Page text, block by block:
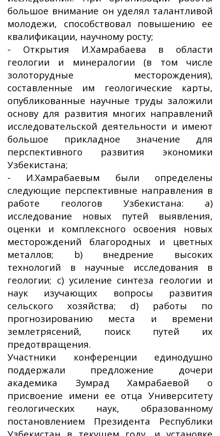
большое внимание он уделял талантливой
молодежи, способствовал повышению ее
квалификации, научному росту;
- Открытия И.Хамрабаева в области
геологии и минералогии (в том числе
золоторудные месторождения),
составленные им геологические карты,
опубликованные научные труды заложили
основу для развития многих направлений
исследовательской деятельности и имеют
большое прикладное значение для
перспективного развития экономики
Узбекистана;
- И.Хамрабаевым были определены
следующие перспективные направления в
работе геологов Узбекистана: a)
исследование новых путей выявления,
оценки и комплексного освоения новых
месторождений благородных и цветных
металлов; b) внедрение высоких
технологий в научные исследования в
геологии; c) усиление синтеза геологии и
наук изучающих вопросы развития
сельского хозяйства; d) работы по
прогнозированию места и времени
землетрясений, поиск путей их
предотвращения.
Участники конференции единодушно
поддержали предложение дочери
академика Зумрад Хамрабаевой о
присвоение имени ее отца Университету
геологических наук, образованному
постановлением Президента Республики